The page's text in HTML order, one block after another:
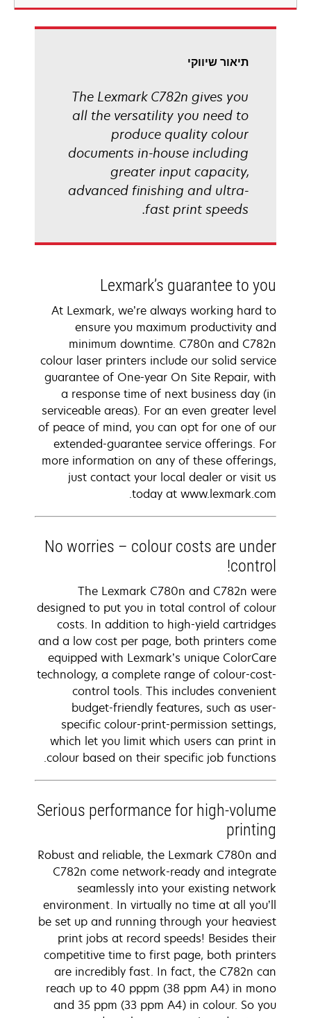
new
תיאור שיווקי
The Lexmark C782n gives you
all the versatility you need to
produce quality colour
documents in-house including
greater input capacity,
advanced finishing and ultra-
fast print speeds.
Lexmark’s guarantee to you
At Lexmark, we’re always working hard to
ensure you maximum productivity and
minimum downtime. C780n and C782n
colour laser printers include our solid service
guarantee of One-year On Site Repair, with
a response time of next business day (in
serviceable areas). For an even greater level
of peace of mind, you can opt for one of our
extended-guarantee service offerings. For
more information on any of these offerings,
just contact your local dealer or visit us
today at www.lexmark.com.
No worries – colour costs are under
control!
The Lexmark C780n and C782n were
designed to put you in total control of colour
costs. In addition to high-yield cartridges
and a low cost per page, both printers come
equipped with Lexmark’s unique ColorCare
technology, a complete range of colour-cost-
control tools. This includes convenient
budget-friendly features, such as user-
specific colour-print-permission settings,
which let you limit which users can print in
colour based on their specific job functions.
Serious performance for high-volume
printing
Robust and reliable, the Lexmark C780n and
C782n come network-ready and integrate
seamlessly into your existing network
environment. In virtually no time at all you’ll
be set up and running through your heaviest
print jobs at record speeds! Besides their
competitive time to first page, both printers
are incredibly fast. In fact, the C782n can
reach up to 40 pppm (38 ppm A4) in mono
and 35 ppm (33 ppm A4) in colour. So you